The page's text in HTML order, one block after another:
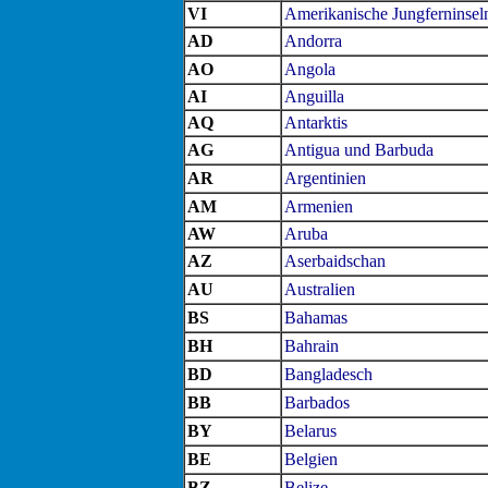
VI
Amerikanische
AD
Andorra
AO
Angola
AI
Anguilla
AQ
Antarktis
AG
Antigua und Barbuda
AR
Argentinien
AM
Armenien
AW
Aruba
AZ
Aserbaidschan
AU
Australien
BS
Bahamas
BH
Bahrain
BD
Bangladesch
BB
Barbados
BY
Belarus
BE
Belgien